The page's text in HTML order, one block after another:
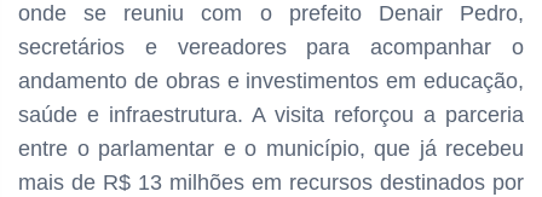
onde se reuniu com o prefeito Denair Pedro,
secretários e vereadores para acompanhar o
andamento de obras e investimentos em educação,
saúde e infraestrutura. A visita reforçou a parceria
entre o parlamentar e o município, que já recebeu
mais de R$ 13 milhões em recursos destinados por